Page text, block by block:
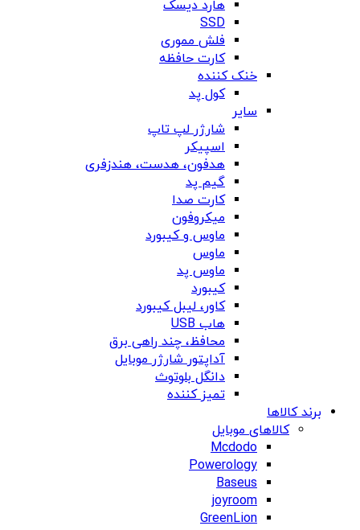
هارد دیسک
SSD
فلش مموری
کارت حافظه
خنک کننده
کول پد
سایر
شارژر لپ تاپ
اسپیکر
هدفون، هدست، هندزفری
گیم پد
کارت صدا
میکروفون
ماوس و کیبورد
ماوس
ماوس پد
کیبورد
کاور، لیبل کیبورد
هاب USB
محافظ، چند راهی برق
آداپتور شارژر موبایل
دانگل بلوتوث
تمیز کننده
برند کالاها
کالاهای موبایل
Mcdodo
Powerology
Baseus
joyroom
GreenLion